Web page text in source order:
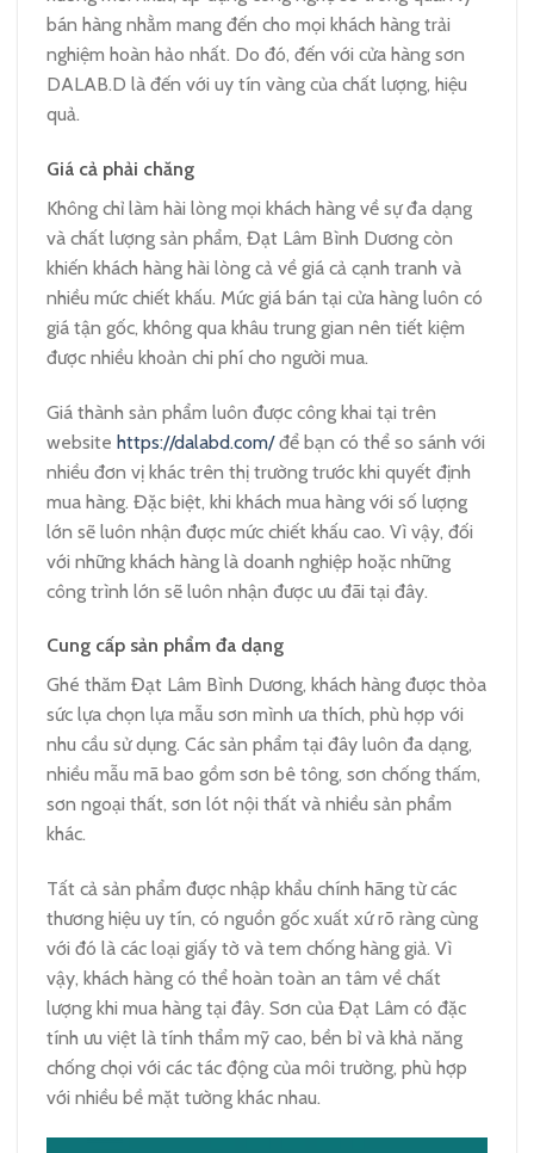
bán hàng nhằm mang đến cho mọi khách hàng trải
nghiệm hoàn hảo nhất. Do đó, đến với cửa hàng sơn
DALAB.D là đến với uy tín vàng của chất lượng, hiệu
quả.
Giá cả phải chăng
Không chỉ làm hài lòng mọi khách hàng về sự đa dạng
và chất lượng sản phẩm, Đạt Lâm Bình Dương còn
khiến khách hàng hài lòng cả về giá cả cạnh tranh và
nhiều mức chiết khấu. Mức giá bán tại cửa hàng luôn có
giá tận gốc, không qua khâu trung gian nên tiết kiệm
được nhiều khoản chi phí cho người mua.
Giá thành sản phẩm luôn được công khai tại trên
website https://dalabd.com/để bạn có thể so sánh với
nhiều đơn vị khác trên thị trường trước khi quyết định
mua hàng. Đặc biệt, khi khách mua hàng với số lượng
lớn sẽ luôn nhận được mức chiết khấu cao. Vì vậy, đối
với những khách hàng là doanh nghiệp hoặc những
công trình lớn sẽ luôn nhận được ưu đãi tại đây.
Cung cấp sản phẩm đa dạng
Ghé thăm Đạt Lâm Bình Dương, khách hàng được thỏa
sức lựa chọn lựa mẫu sơn mình ưa thích, phù hợp với
nhu cầu sử dụng. Các sản phẩm tại đây luôn đa dạng,
nhiều mẫu mã bao gồm sơn bê tông, sơn chống thấm,
sơn ngoại thất, sơn lót nội thất và nhiều sản phẩm
khác.
Tất cả sản phẩm được nhập khẩu chính hãng từ các
thương hiệu uy tín, có nguồn gốc xuất xứ rõ ràng cùng
với đó là các loại giấy tờ và tem chống hàng giả. Vì
vậy, khách hàng có thể hoàn toàn an tâm về chất
lượng khi mua hàng tại đây. Sơn của Đạt Lâm có đặc
tính ưu việt là tính thẩm mỹ cao, bền bỉ và khả năng
chống chọi với các tác động của môi trường, phù hợp
với nhiều bề mặt tường khác nhau.